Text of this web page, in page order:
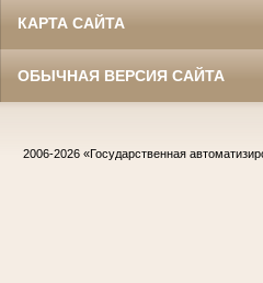
КАРТА САЙТА
ОБЫЧНАЯ ВЕРСИЯ САЙТА
2006-2026 «Государственная